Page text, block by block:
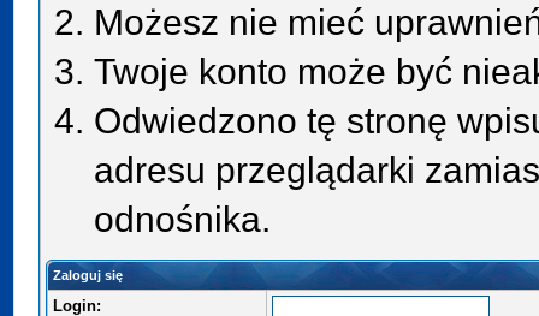
Możesz nie mieć
Twoje konto może być
Odwiedzono tę stronę
adresu przeglądarki
odnośnika.
Zaloguj się
Login: